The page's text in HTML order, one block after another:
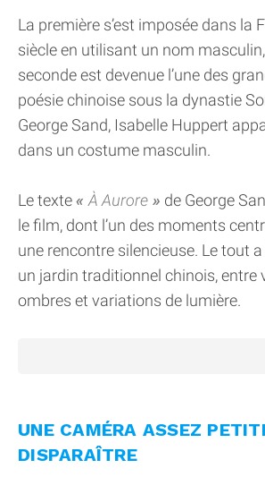
La première s’est imposée dans la
siècle en utilisant un nom
seconde est devenue l’une des
poésie chinoise sous la dynastie
George Sand, Isabelle Huppert
dans un costume masculin.
Le texte À Aurore
de George
le film, dont l’un des moments
une rencontre silencieuse. Le tout
un jardin traditionnel chinois, entre
ombres et variations de lumière.
UNE CAMÉRA ASSEZ
DISPARAÎTRE